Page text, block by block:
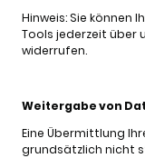
Hinweis: Sie können
Tools jederzeit über
widerrufen.
Weitergabe von
Eine Übermittlung
grundsätzlich nicht